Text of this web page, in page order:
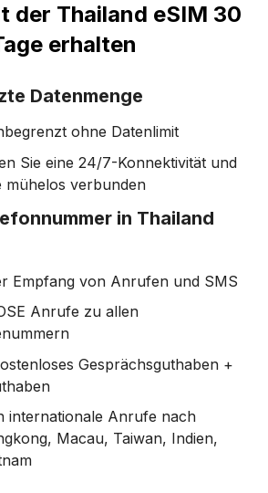
der Thailand eSIM 30
erhalten
Datenmenge
ohne Datenlimit
Sie eine 24/7-Konnektivität und
mühelos verbunden
in Thailand
Empfang von Anrufen und SMS
Anrufe zu allen
Gesprächsguthaben +
internationale Anrufe nach
Macau, Taiwan, Indien,